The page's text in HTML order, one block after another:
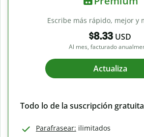
Escribe más rápido, mejor y
$8.33 USD
Al mes, facturado
Actualiza
Todo lo de la suscripción
Parafrasear: ilimitados